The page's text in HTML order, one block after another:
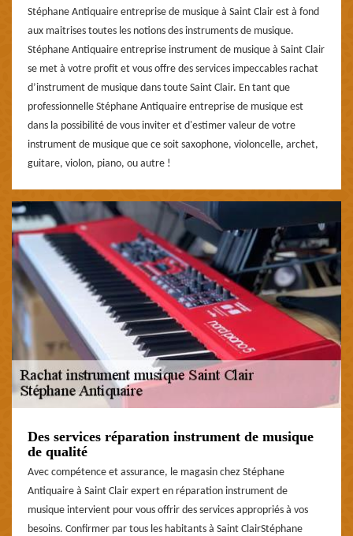
Stéphane Antiquaire entreprise de musique à Saint Clair est à fond
aux maitrises toutes les notions des instruments de musique.
Stéphane Antiquaire entreprise instrument de musique à Saint Clair
se met à votre profit et vous offre des services impeccables rachat
d’instrument de musique dans toute Saint Clair. En tant que
professionnelle Stéphane Antiquaire entreprise de musique est
dans la possibilité de vous inviter et d'estimer valeur de votre
instrument de musique que ce soit saxophone, violoncelle, archet,
guitare, violon, piano, ou autre !
Des services réparation instrument de musique
de qualité
Avec compétence et assurance, le magasin chez Stéphane
Antiquaire à Saint Clair expert en réparation instrument de
musique intervient pour vous offrir des services appropriés à vos
besoins. Confirmer par tous les habitants à Saint ClairStéphane